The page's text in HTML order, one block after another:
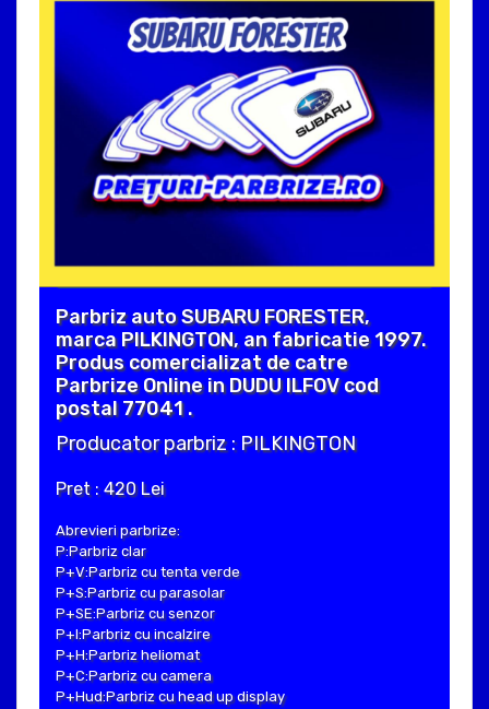
Parbriz auto SUBARU FORESTER,
marca PILKINGTON, an fabricatie 1997.
Produs comercializat de catre
Parbrize Online in DUDU ILFOV cod
postal 77041 .
Producator parbriz : PILKINGTON
Pret : 420 Lei
Abrevieri parbrize:
P:Parbriz clar
P+V:Parbriz cu tenta verde
P+S:Parbriz cu parasolar
P+SE:Parbriz cu senzor
P+I:Parbriz cu incalzire
P+H:Parbriz heliomat
P+C:Parbriz cu camera
P+Hud:Parbriz cu head up display